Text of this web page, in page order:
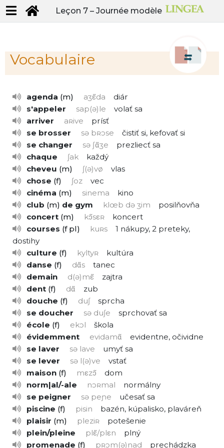
Leçon 7 – Journée modèle
Vocabulaire
agenda m aʒε̃da
diár
s'appeler
sap(ə)le
volať sa
arriver
aʀive
prísť
se brosser
sə bʀɔse
čistiť si, kefovať si
se changer
sə ʃɑ̃ʒe
prezliecť sa
chaque
ʃak
každý
cheveu m ʃ(ə)vø
vlas
chose f ʃoz
vec
cinéma m sinema
kino
club m de gym klœb də ʒim
posilňovňa
concert m kɔ̃sεʀ
koncert
courses f pl kuʀs 1 nákupy, 2 preteky,
dostihy
culture f kyltyʀ
kultúra
danse f dɑ̃s
tanec
demain
d(ə)mε̃
zajtra
dent f dɑ̃
zub
douche f duʃ
sprcha
se doucher
sə duʃe
sprchovať sa
école f ekɔl
škola
évidemment
evidamɑ̃
evidentne, očividne
se laver
sə lave
umyť sa
se lever
sə l(ə)ve
vstať
maison f mεzɔ̃
dom
norm|al/-ale
nɔʀmal
normálny
se peigner
sə peɲe
učesať sa
piscine f pisin
bazén, kúpalisko, plaváreň
plaisir m pleziʀ
potešenie
plein/pleine
plε̃/plεn
plný
promenade f pʀɔm(ə)nad prechádzka